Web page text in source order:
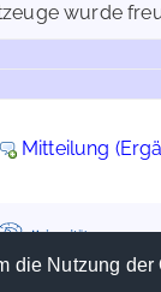
Nutzung
wurde
Mitteilung